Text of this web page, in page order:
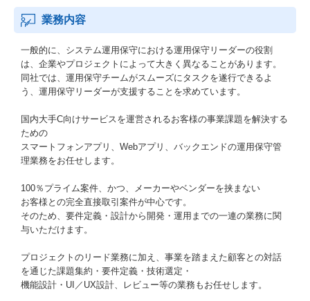
業務内容
一般的に、システム運用保守における運用保守リーダーの役割
は、企業やプロジェクトによって大きく異なることがあります。
同社では、運用保守チームがスムーズにタスクを遂行できるよ
う、運用保守リーダーが支援することを求めています。
国内大手C向けサービスを運営されるお客様の事業課題を解決する
ための
スマートフォンアプリ、Webアプリ、バックエンドの運用保守管
理業務をお任せします。
100％プライム案件、かつ、メーカーやベンダーを挟まない
お客様との完全直接取引案件が中心です。
そのため、要件定義・設計から開発・運用までの一連の業務に関
与いただけます。
プロジェクトのリード業務に加え、事業を踏まえた顧客との対話
を通じた課題集約・要件定義・技術選定・
機能設計・UI／UX設計、レビュー等の業務もお任せします。